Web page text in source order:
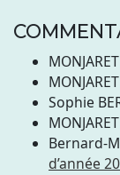
MONJARET
MONJARET
Sophie
MONJARET
Bernard-
d’année